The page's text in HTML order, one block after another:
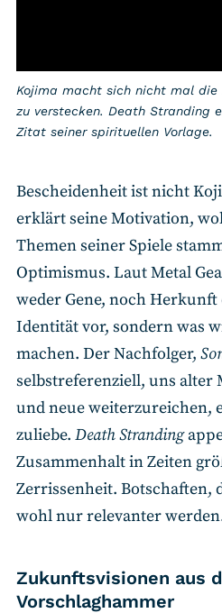
Kojima macht sich nicht mal die
zu verstecken. Death Stranding
Zitat seiner spirituellen Vorlage.
Bescheidenheit ist nicht
erklärt seine Motivation,
Themen seiner Spiele
Optimismus. Laut Metal
weder Gene, noch
Identität vor, sondern was
machen. Der Nachfolger,
selbstreferenziell, uns alter
und neue weiterzureichen,
zuliebe. Death Stranding
Zusammenhalt in Zeiten
Zerrissenheit. Botschaften,
wohl nur relevanter
Zukunftsvisionen aus
Vorschlaghammer